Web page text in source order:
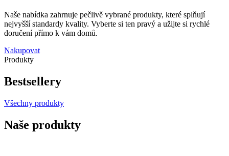
Naše nabídka zahrnuje pečlivě vybrané produkty, které splňují
nejvyšší standardy kvality. Vyberte si ten pravý a užijte si rychlé
doručení přímo k vám domů.
Nakupovat
Produkty
Bestsellery
Všechny produkty
Naše produkty